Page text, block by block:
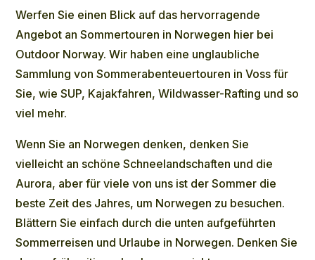
Werfen Sie einen Blick auf das hervorragende
Angebot an Sommertouren in Norwegen hier bei
Outdoor Norway. Wir haben eine unglaubliche
Sammlung von Sommerabenteuertouren in Voss für
Sie, wieSUP, Kajakfahren,Wildwasser-Rafting und so
viel mehr.
Wenn Sie an Norwegen denken, denken Sie
vielleicht an schöne Schneelandschaften und die
Aurora, aber für viele von uns ist der Sommer die
beste Zeit des Jahres, um Norwegen zu besuchen.
Blättern Sie einfach durch die unten aufgeführten
Sommerreisen und Urlaube in Norwegen. Denken Sie